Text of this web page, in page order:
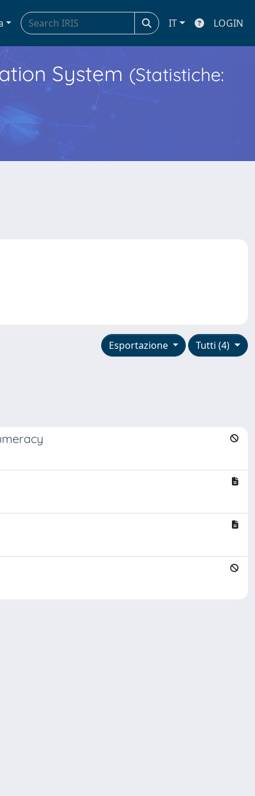
IT LOGIN
System (Statistiche:
Tutti (4)
Esportazione